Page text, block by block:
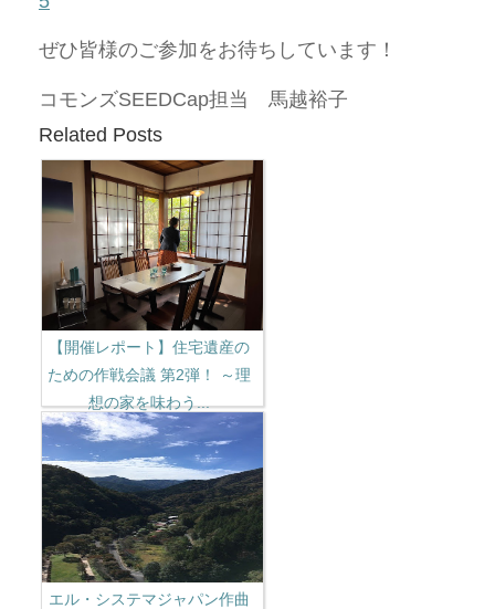
ぜひ皆様のご参加をお待ちしています！
コモンズSEEDCap担当 馬越裕子
Related Posts
【開催レポート】住宅遺産の
ための作戦会議 第2弾！ ～理
想の家を味わう...
エル・システマジャパン作曲